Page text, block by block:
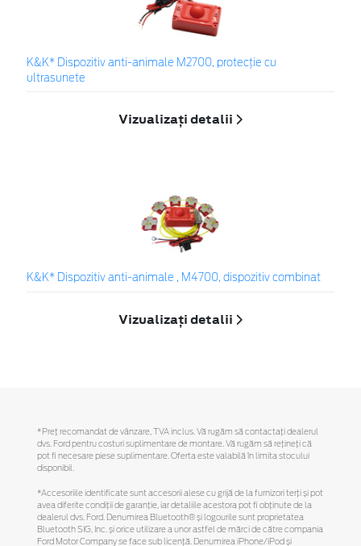
K&K* Dispozitiv anti-animale M2700, protecție cu
ultrasunete
Vizualizați detalii
K&K* Dispozitiv anti-animale , M4700, dispozitiv combinat
Vizualizați detalii
*Preţ recomandat de vânzare, TVA inclus. Vă rugăm să contactaţi dealerul
dvs. Ford pentru costuri suplimentare de montare. Vă rugăm să reţineţi că
pot fi necesare piese suplimentare. Oferta este valabilă în limita stocului
disponibil.
*Accesoriile identificate sunt accesorii alese cu grijă de la furnizori terți și pot
avea diferite condiții de garanție, iar detaliile acestora pot fi obținute de la
dealerul dvs. Ford. Denumirea Bluetooth® și logourile sunt proprietatea
Bluetooth SIG, Inc. și orice utilizare a unor astfel de mărci de către compania
Ford Motor Company se face sub licență. Denumirea iPhone/iPod și